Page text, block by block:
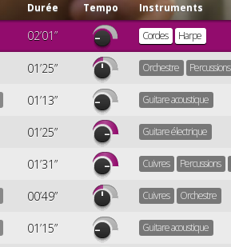
Durée Tempo Instruments
02’01” Cordes Harpe
01’25” Orchestre Percussions
01’13” Guitare acoustique
01’25” Guitare électrique
01’31” Cuivres Percussions
00’49” Cuivres Orchestre
01’15” Guitare acoustique